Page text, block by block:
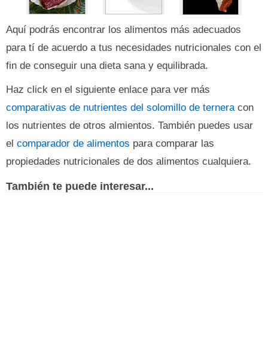
Aquí podrás encontrar los alimentos más adecuados
para tí de acuerdo a tus necesidades nutricionales con el
fin de conseguir una dieta sana y equilibrada.
Haz click en el siguiente enlace para ver más
comparativas de nutrientes del solomillo de terneracon
los nutrientes de otros almientos. También puedes usar
el comparador de alimentos para comparar las
propiedades nutricionales de dos alimentos cualquiera.
También te puede interesar...